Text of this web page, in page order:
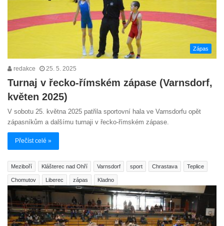
Zápas
redakce 25. 5. 2025
Turnaj v řecko-římském zápase (Varnsdorf,
květen 2025)
V sobotu 25. května 2025 patřila sportovní hala ve Varnsdorfu opět
zápasníkům a dalšímu turnaji v řecko-římském zápase.
Přečíst celé »
Meziboří Klášterec nad Ohří Varnsdorf sport Chrastava Teplice
Chomutov Liberec zápas Kladno